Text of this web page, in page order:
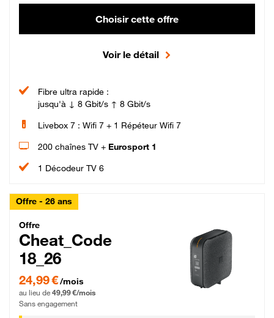
Choisir cette offre
Voir le détail
Fibre ultra rapide :
jusqu'à ↓ 8 Gbit/s ↑ 8 Gbit/s
Livebox 7 : Wifi 7 + 1 Répéteur Wifi 7
200 chaînes TV + Eurosport 1
1 Décodeur TV 6
Offre - 26 ans
Cheat_Code Fibre_18_26
Offre
Cheat_Code
18_26
24,99 € par mois pendant 0 mois puis 49,99 € par mois, Sans engagement
24,99 €/mois
au lieu de 49,99 €/mois
Sans engagement